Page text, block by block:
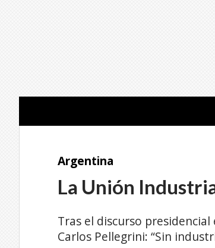
La Unión
Tras el discurso
Carlos Pellegrini: “Sin
Argentina